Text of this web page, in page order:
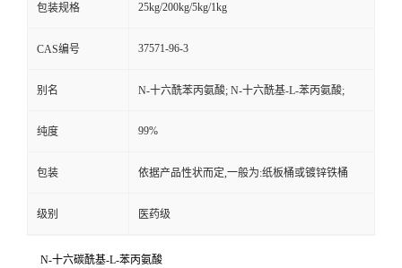
包装规格 25kg/200kg/5kg/1kg
CAS编号 37571-96-3
别名 N-十六酰苯丙氨酸; N-十六酰基-L-苯丙氨酸;
纯度 99%
包装 依据产品性状而定,一般为:纸板桶或镀锌铁桶
级别 医药级
N-十六碳酰基-L-苯丙氨酸